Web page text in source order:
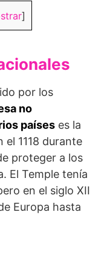
]
por los
no
países es la
el 1118 durante
proteger a los
El Temple tenía
en el siglo XII
Europa hasta